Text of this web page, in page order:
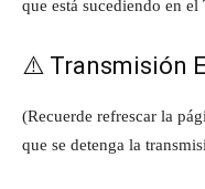
que está sucediendo en el
⚠️ Transmisión
(Recuerde refrescar la
que se detenga la